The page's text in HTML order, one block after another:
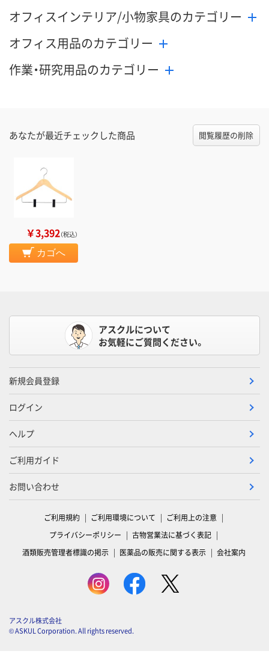
オフィスインテリア/小物家具のカテゴリー
オフィス用品のカテゴリー
作業・研究用品のカテゴリー
あなたが最近チェックした商品 閲覧履歴の削除
￥3,392（税込）
カゴへ
アスクルについて
お気軽にご質問ください。
新規会員登録
ログイン
ヘルプ
ご利用ガイド
お問い合わせ
ご利用規約 ご利用環境について
ご利用上の注意
プライバシーポリシー
古物営業法に基づく表記
酒類販売管理者標識の掲示
医薬品の販売に関する表示 会社案内
アスクル株式会社
© ASKUL Corporation. All rights reserved.